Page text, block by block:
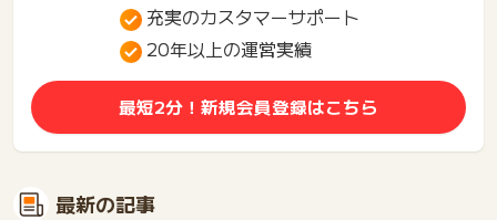
充実のカスタマーサポート
20年以上の運営実績
最短2分！新規会員登録はこちら
最新の記事